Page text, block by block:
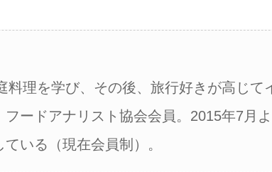
理を学び、その後、旅行好きが高じて
ードアナリスト協会会員。2015年7月
いる（現在会員制）。